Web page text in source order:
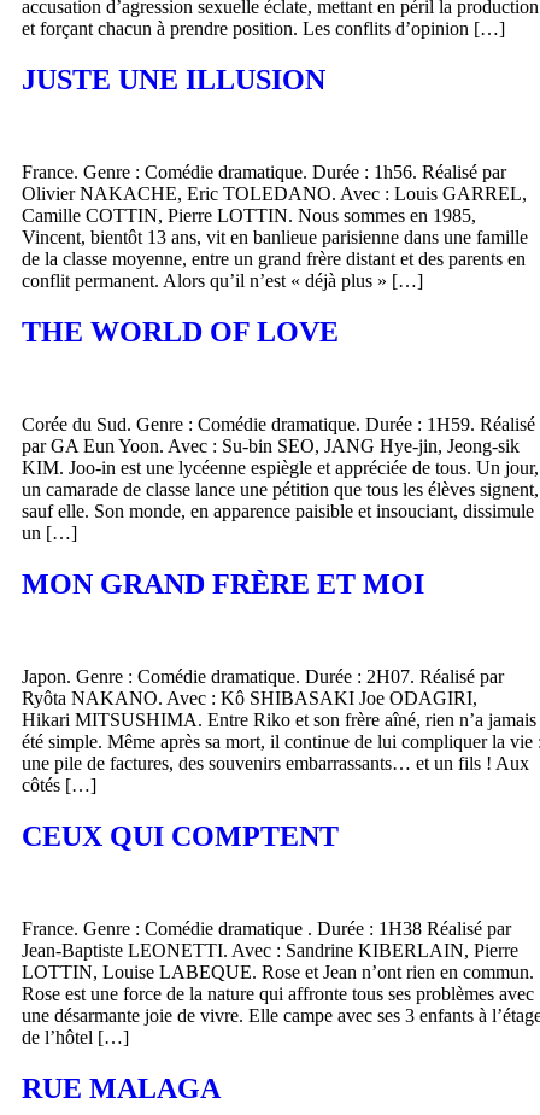
accusation d’agression sexuelle éclate, mettant en péril la production
et forçant chacun à prendre position. Les conflits d’opinion […]
JUSTE UNE ILLUSION
France. Genre : Comédie dramatique. Durée : 1h56. Réalisé par
Olivier NAKACHE, Eric TOLEDANO. Avec : Louis GARREL,
Camille COTTIN, Pierre LOTTIN. Nous sommes en 1985,
Vincent, bientôt 13 ans, vit en banlieue parisienne dans une famille
de la classe moyenne, entre un grand frère distant et des parents en
conflit permanent. Alors qu’il n’est « déjà plus » […]
THE WORLD OF LOVE
Corée du Sud. Genre : Comédie dramatique. Durée : 1H59. Réalisé
par GA Eun Yoon. Avec : Su-bin SEO, JANG Hye-jin, Jeong-sik
KIM. Joo-in est une lycéenne espiègle et appréciée de tous. Un jour,
un camarade de classe lance une pétition que tous les élèves signent,
sauf elle. Son monde, en apparence paisible et insouciant, dissimule
un […]
MON GRAND FRÈRE ET MOI
Japon. Genre : Comédie dramatique. Durée : 2H07. Réalisé par
Ryôta NAKANO. Avec : Kô SHIBASAKI Joe ODAGIRI,
Hikari MITSUSHIMA. Entre Riko et son frère aîné, rien n’a jamais
été simple. Même après sa mort, il continue de lui compliquer la vie
une pile de factures, des souvenirs embarrassants… et un fils ! Aux
côtés […]
CEUX QUI COMPTENT
France. Genre : Comédie dramatique . Durée : 1H38 Réalisé par
Jean-Baptiste LEONETTI. Avec : Sandrine KIBERLAIN, Pierre
LOTTIN, Louise LABEQUE. Rose et Jean n’ont rien en commun.
Rose est une force de la nature qui affronte tous ses problèmes avec
une désarmante joie de vivre. Elle campe avec ses 3 enfants à
de l’hôtel […]
RUE MALAGA